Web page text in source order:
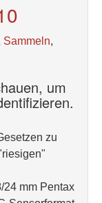
Sammeln,
um
zu
24 mm Pentax